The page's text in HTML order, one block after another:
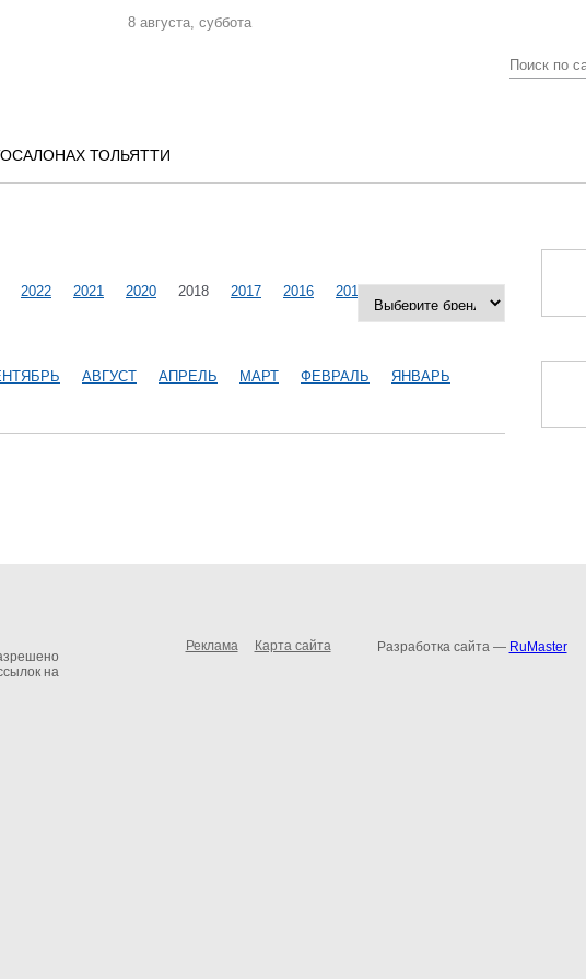
8 августа, суббота
ТОЛЬЯТТИ
2022 2021 2020 2018 2017 2016 2015
АВГУСТ АПРЕЛЬ МАРТ ФЕВРАЛЬ ЯНВАРЬ
на
Реклама Карта сайта Разработка сайта — RuMaster